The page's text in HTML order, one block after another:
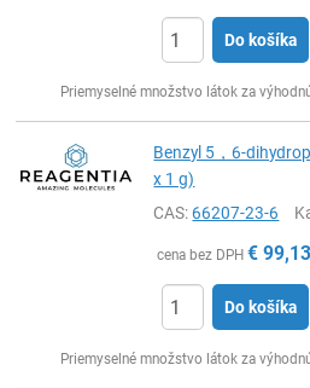
Do košíka
Priemyselné množstvo látok za
Benzyl 5，6-
x 1 g)
CAS:66207-23-6
cena bez DPH € 99,13
Do košíka
Priemyselné množstvo látok za